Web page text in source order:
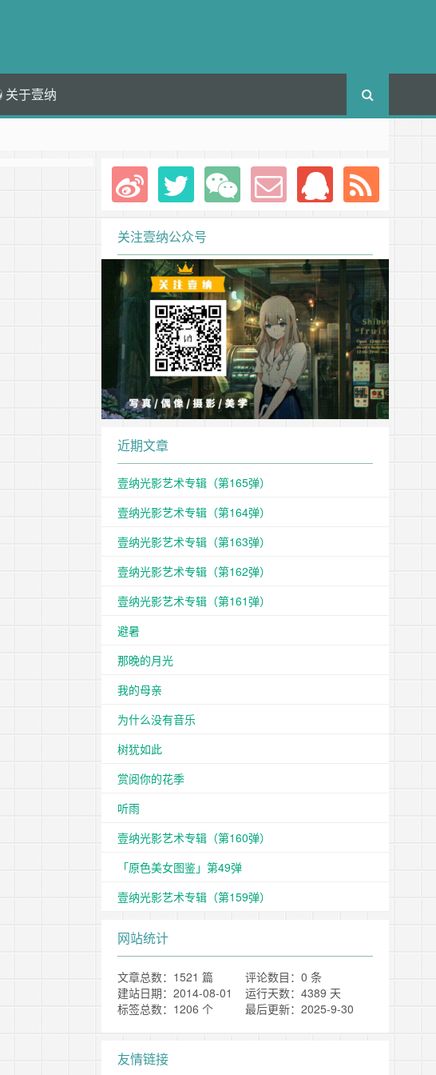
关于壹纳
关注壹纳公众号
近期文章
壹纳光影艺术专辑（第165弹）
壹纳光影艺术专辑（第164弹）
壹纳光影艺术专辑（第163弹）
壹纳光影艺术专辑（第162弹）
壹纳光影艺术专辑（第161弹）
避暑
那晚的月光
我的母亲
为什么没有音乐
树犹如此
赏阅你的花季
听雨
壹纳光影艺术专辑（第160弹）
「原色美女图鉴」第49弹
壹纳光影艺术专辑（第159弹）
网站统计
文章总数：1521 篇
评论数目：0 条
建站日期：2014-08-01
运行天数：4389 天
标签总数：1206 个
最后更新：2025-9-30
友情链接